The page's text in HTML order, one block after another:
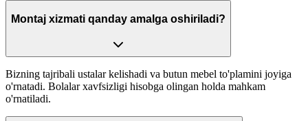
Montaj xizmati qanday amalga oshiriladi?
Bizning tajribali ustalar kelishadi va butun mebel to'plamini joyiga
o'rnatadi. Bolalar xavfsizligi hisobga olingan holda mahkam
o'rnatiladi.